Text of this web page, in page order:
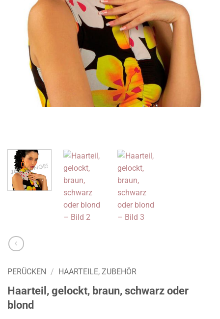
PERÜCKEN / HAARTEILE, ZUBEHÖR
Haarteil, gelockt, braun, schwarz oder
blond